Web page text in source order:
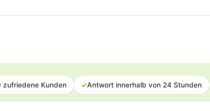
zufriedene Kunden ✓Antwort innerhalb von 24 Stunden